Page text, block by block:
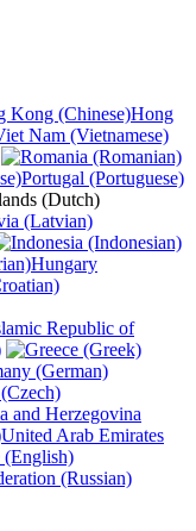
Hong
Nam (Vietnamese)
Portugal (Portuguese)
(Latvian)
Hungary
Republic of
(German)
and Herzegovina
United Arab Emirates
(Russian)